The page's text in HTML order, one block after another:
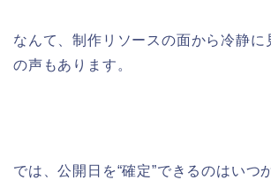
なんて、制作リソースの面から冷静に
の声もあります。
では、公開日を“確定”できるのはいつ